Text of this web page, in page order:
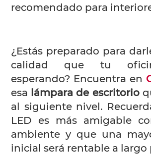
recomendado para
¿Estás preparado para
calidad que tu
esperando? Encuentra en
esa lámpara de escritorio
al siguiente nivel.
LED es más amigable
ambiente y que una
inicial será rentable a largo